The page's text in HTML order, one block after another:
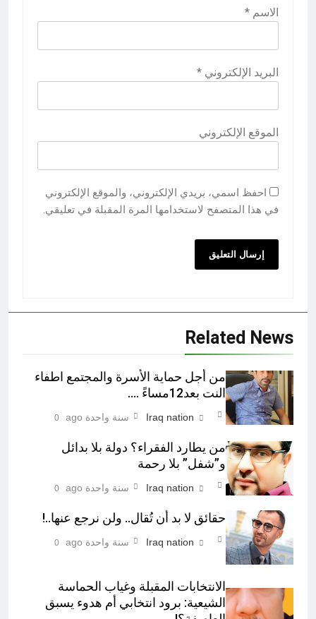
الاسم *
البريد الإلكتروني *
الموقع الإلكتروني
احفظ اسمي، بريدي الإلكتروني، والموقع الإلكتروني
في هذا المتصفح لاستخدامها المرة المقبلة في تعليقي.
Related News
من أجل حماية الأسرة والمجتمع اطفاء
النت بعد12مساءً ….
Iraq nation سنة واحدة ago 0
من يطارد الفقراء؟ دولة بلا بدائل
و”شفل” بلا رحمة
Iraq nation سنة واحدة ago 0
حقائق لا بد أن تُقال.. ولن نرجع عنها..!
Iraq nation سنة واحدة ago 0
الانتخابات المقبلة وغياب الحماسة
الشيعية: برود انتخابي أم هدوء يسبق